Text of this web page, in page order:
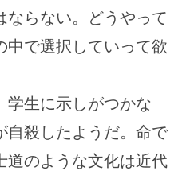
ならない。どうやって
中で選択していって欲
学生に示しがつかな
自殺したようだ。命で
道のような文化は近代